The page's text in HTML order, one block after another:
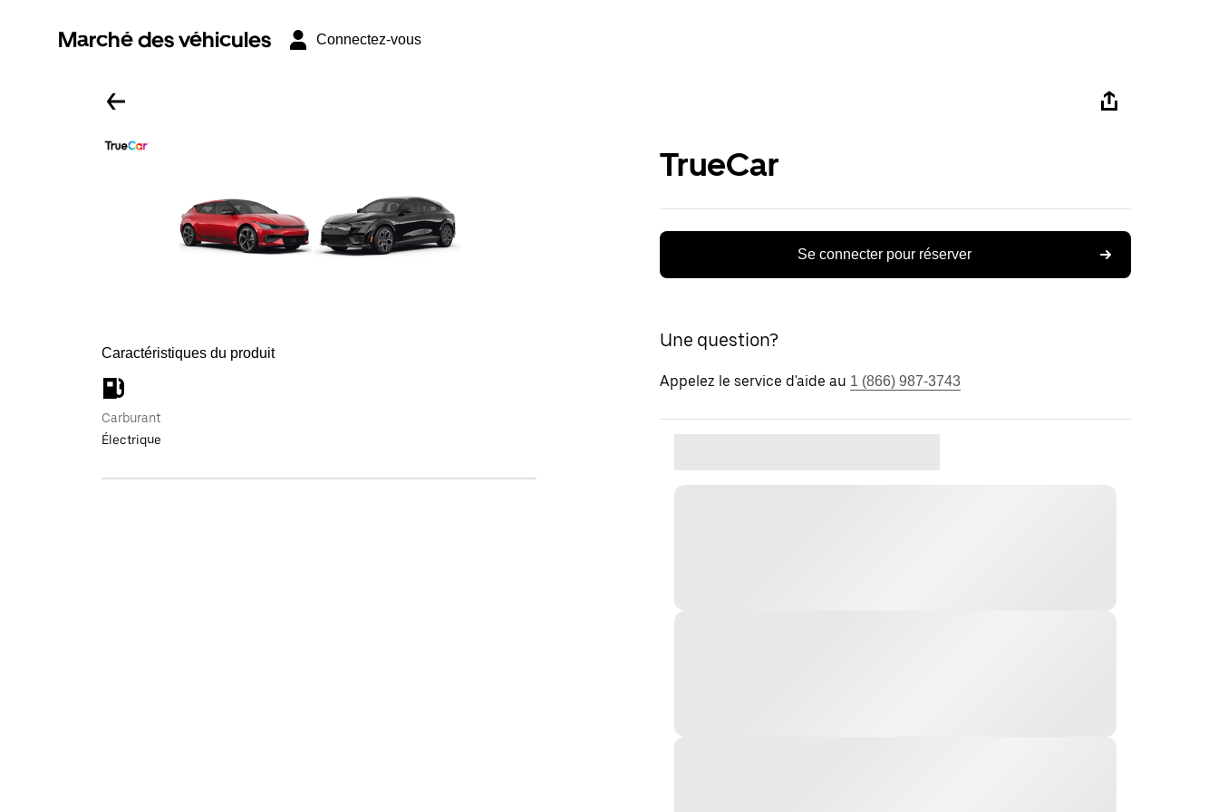
Marché des véhicules Connectez-vous
Caractéristiques du produit
Carburant
Électrique
TrueCar
Se connecter pour réserver
Une question?
Appelez le service d'aide au 1 (866) 987-3743